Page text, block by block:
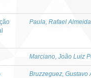
Paula, Rafael
Marciano, João Luiz
Bruzzeguez, Gustavo